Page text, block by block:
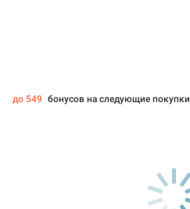
до 549 бонусов на следующие покупки